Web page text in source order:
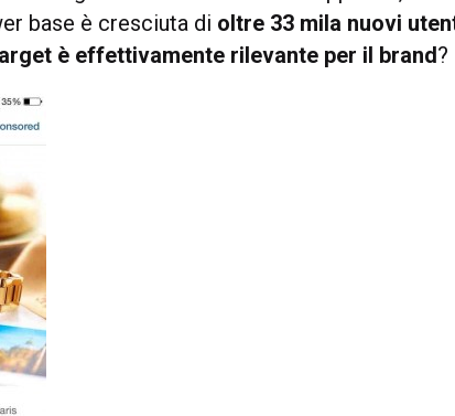
base è cresciuta di oltre 33 mila nuovi
è effettivamente rilevante per il brand?